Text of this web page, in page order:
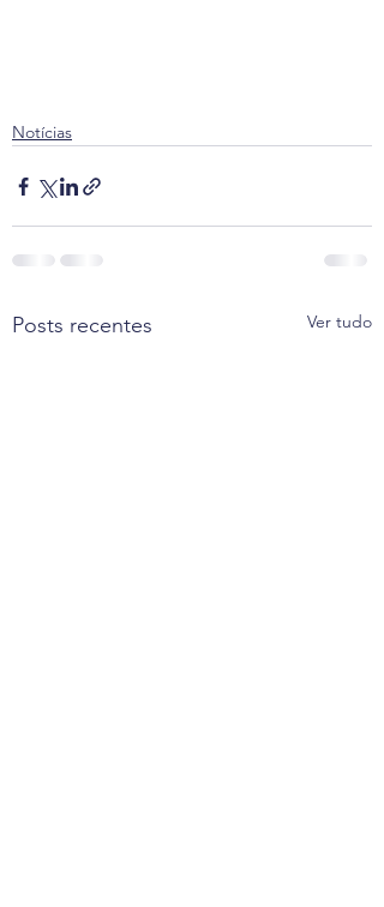
Notícias
Posts recentes Ver tudo